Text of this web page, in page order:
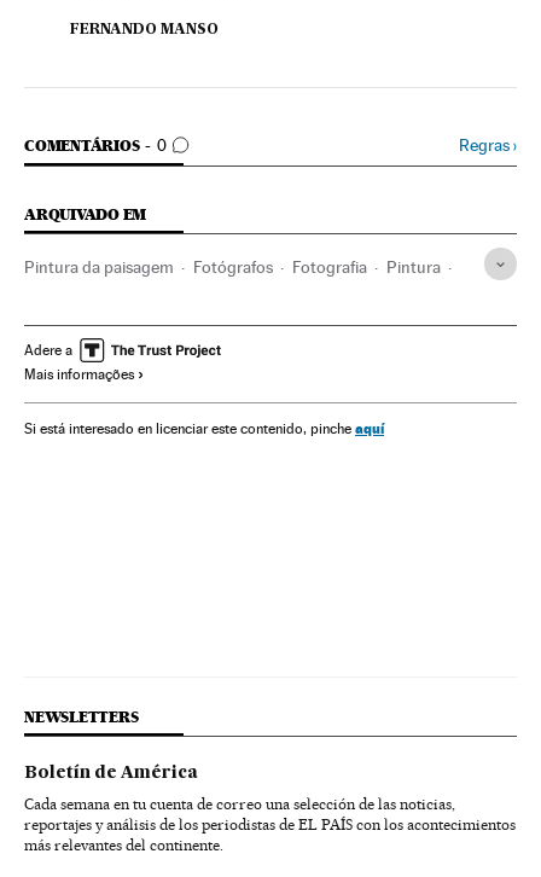
FERNANDO MANSO
COMENTÁRIOS 0
COMENTÁRIOS Regras›
ARQUIVADO EM
Pintura da paisagem Fotógrafos Fotografia Pintura
Adere a
Mais informações
Si está interesado en licenciar este contenido, pinche aquí
NEWSLETTERS
Boletín de América
Cada semana en tu cuenta de correo una selección de las noticias,
reportajes y análisis de los periodistas de EL PAÍS con los acontecimientos
más relevantes del continente.